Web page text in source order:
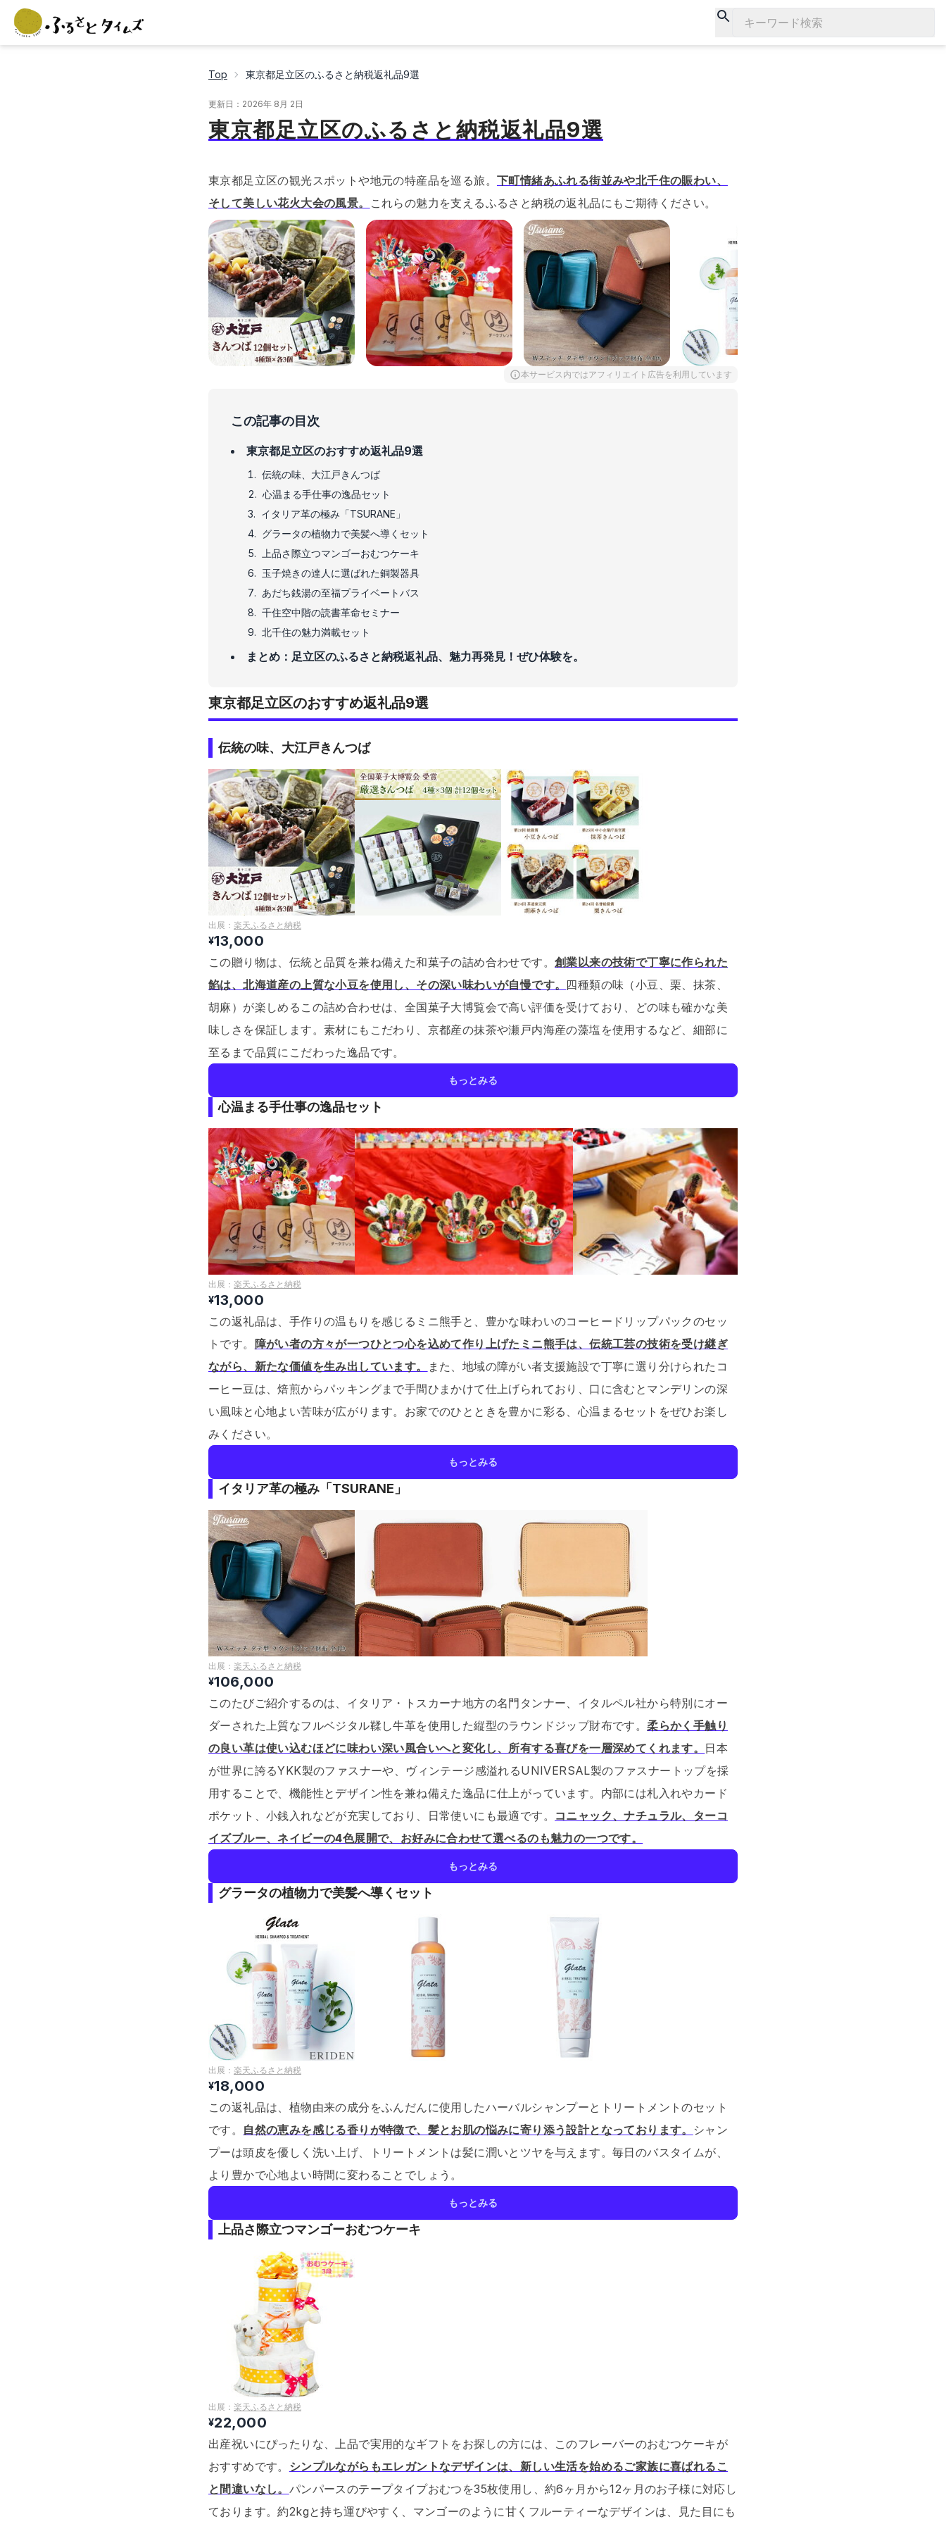
キーワード検索
Top 東京都足立区のふるさと納税返礼品9選
更新日： 2026年 8月 2日
東京都足立区のふるさと納税返礼品9選
東京都足立区の観光スポットや地元の特産品を巡る旅。 下町情緒あふれる街並みや北千住の賑わい、
そして美しい花火大会の風景。
これらの魅力を支えるふるさと納税の返礼品にもご期待ください。
本サービス内ではアフィリエイト広告を利用しています
この記事の目次
東京都足立区のおすすめ返礼品9選
伝統の味、大江戸きんつば
心温まる手仕事の逸品セット
イタリア革の極み「TSURANE」
グラータの植物力で美髪へ導くセット
上品さ際立つマンゴーおむつケーキ
玉子焼きの達人に選ばれた銅製器具
あだち銭湯の至福プライベートバス
千住空中階の読書革命セミナー
北千住の魅力満載セット
まとめ：足立区のふるさと納税返礼品、魅力再発見！ぜひ体験を。
東京都足立区のおすすめ返礼品9選
伝統の味、大江戸きんつば
出展： 楽天ふるさと納税
¥13,000
この贈り物は、伝統と品質を兼ね備えた和菓子の詰め合わせです。 創業以来の技術で丁寧に作られた
餡は、北海道産の上質な小豆を使用し、その深い味わいが自慢です。 四種類の味（小豆、栗、抹茶、
胡麻）が楽しめるこの詰め合わせは、全国菓子大博覧会で高い評価を受けており、どの味も確かな美
味しさを保証します。 素材にもこだわり、京都産の抹茶や瀬戸内海産の藻塩を使用するなど、細部に
至るまで品質にこだわった逸品です。
もっとみる
心温まる手仕事の逸品セット
出展： 楽天ふるさと納税
¥13,000
この返礼品は、手作りの温もりを感じるミニ熊手と、豊かな味わいのコーヒードリップパックのセッ
トです。
障がい者の方々が一つひとつ心を込めて作り上げたミニ熊手は、伝統工芸の技術を受け継ぎ
ながら、新たな価値を生み出しています。
また、地域の障がい者支援施設で丁寧に選り分けられたコ
ーヒー豆は、焙煎からパッキングまで手間ひまかけて仕上げられており、口に含むとマンデリンの深
い風味と心地よい苦味が広がります。 お家でのひとときを豊かに彩る、心温まるセットをぜひお楽し
みください。
もっとみる
イタリア革の極み「TSURANE」
出展： 楽天ふるさと納税
¥106,000
このたびご紹介するのは、イタリア・トスカーナ地方の名門タンナー、イタルペル社から特別にオー
ダーされた上質なフルベジタル鞣し牛革を使用した縦型のラウンドジップ財布です。柔らかく手触り
の良い革は使い込むほどに味わい深い風合いへと変化し、所有する喜びを一層深めてくれます。 日本
が世界に誇るYKK製のファスナーや、ヴィンテージ感溢れるUNIVERSAL製のファスナートップを採
用することで、機能性とデザイン性を兼ね備えた逸品に仕上がっています。 内部には札入れやカード
ポケット、小銭入れなどが充実しており、日常使いにも最適です。 コニャック、ナチュラル、ターコ
イズブルー、ネイビーの4色展開で、お好みに合わせて選べるのも魅力の一つです。
もっとみる
グラータの植物力で美髪へ導くセット
出展： 楽天ふるさと納税
¥18,000
この返礼品は、植物由来の成分をふんだんに使用したハーバルシャンプーとトリートメントのセット
です。 自然の恵みを感じる香りが特徴で、髪とお肌の悩みに寄り添う設計となっております。
シャン
プーは頭皮を優しく洗い上げ、トリートメントは髪に潤いとツヤを与えます。 毎日のバスタイムが、
より豊かで心地よい時間に変わることでしょう。
もっとみる
上品さ際立つマンゴーおむつケーキ
出展： 楽天ふるさと納税
¥22,000
出産祝いにぴったりな、上品で実用的なギフトをお探しの方には、このフレーバーのおむつケーキが
おすすめです。 シンプルながらもエレガントなデザインは、新しい生活を始めるご家族に喜ばれるこ
と間違いなし。 パンパースのテープタイプおむつを35枚使用し、約6ヶ月から12ヶ月のお子様に対応し
ております。約2kgと持ち運びやすく、マンゴーのように甘くフルーティーなデザインは、見た目にも